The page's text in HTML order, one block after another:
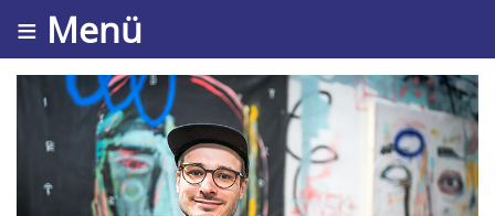
≡ Menü